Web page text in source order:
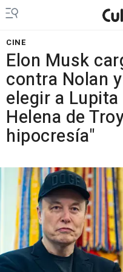
CINE
Elon Musk
contra Nolan
elegir a
Helena de
hipocresía"